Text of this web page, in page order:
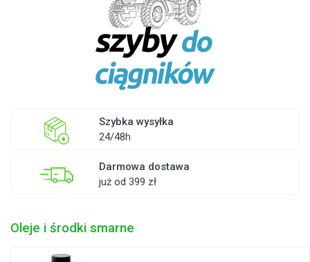
Szybka wysyłka
24/48h
Darmowa dostawa
już od 399 zł
Oleje i środki smarne